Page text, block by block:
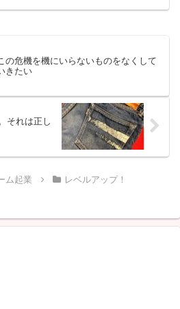
の危機を機にいらないものをなくして
きたい
それは正し
ム起業 レベルアップ！